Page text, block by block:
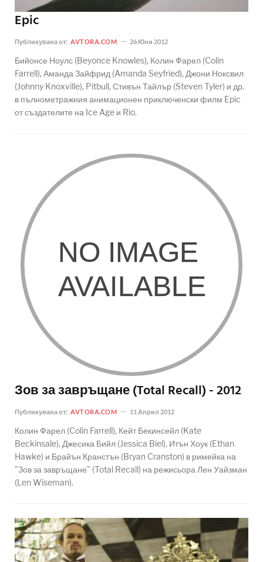
Epic
Публикувана от: AVTORA.COM 26 Юни 2012
Бийонсе Ноулс (Beyonce Knowles), Колин Фарел (Colin
Farrell), Аманда Зайфрид (Amanda Seyfried), Джони Ноксвил
(Johnny Knoxville), Pitbull, Стивън Тайлър (Steven Tyler) и др.
в пълнометражния анимационен приключенски филм Epic
от създателите на Ice Age и Rio.
Зов за завръщане (Total Recall) - 2012
Публикувана от: AVTORA.COM 11 Април 2012
Колин Фарел (Colin Farrell), Кейт Бекинсейл (Kate
Beckinsale), Джесика Бийл (Jessica Biel), Итън Хоук (Ethan
Hawke) и Брайън Кранстън (Bryan Cranston) в римейка на
"Зов за завръщане" (Total Recall) на режисьора Лен Уайзман
(Len Wiseman).